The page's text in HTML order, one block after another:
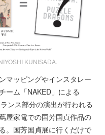
KUNISADA.
マッピングやインスタレー
ーム「NAKED」による
ンス部分の演出が行われる
屋家電での国芳国貞作品の
。国芳国貞展に行くだけで